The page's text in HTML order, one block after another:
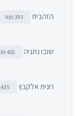
הזהבית 393 מטר
שובו נתניה 410 מטר
רונית אלקבץ 435 מטר